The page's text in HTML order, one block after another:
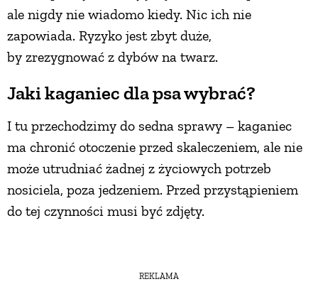
ale nigdy nie wiadomo kiedy. Nic ich nie
zapowiada. Ryzyko jest zbyt duże,
by zrezygnować z dybów na twarz.
Jaki kaganiec dla psa wybrać?
I tu przechodzimy do sedna sprawy – kaganiec
ma chronić otoczenie przed skaleczeniem, ale nie
może utrudniać żadnej z życiowych potrzeb
nosiciela, poza jedzeniem. Przed przystąpieniem
do tej czynności musi być zdjęty.
REKLAMA